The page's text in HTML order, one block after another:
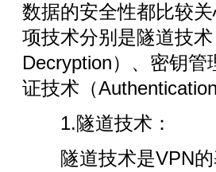
数据的安全性都比较
项技术分别是隧道技
Decryption）、密钥
证技术（
1.隧道技术：
隧道技术是VPN的